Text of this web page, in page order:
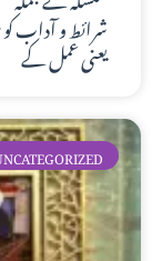
شرائط و آداب
یعنی عمل کے